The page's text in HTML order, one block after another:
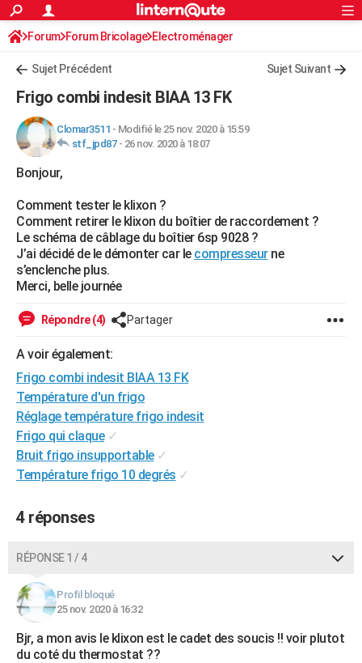
ACTUALITÉS
Politique
Société
Faits Divers
Education
Monde
Villes
+
FINANCE
Retraite
Impôts
Epargne
Immobilier
Risques naturels par ville
Banque
Assurance
Crédit
AUTO
Essais
Réserver un essai
Citadines
Berlines
SUV
Forum auto
+HIGH-TECH
Mobiles
Meilleur smartphone
Internet
Ordinateurs
Jeux vidéo
Guide high-tech
+BRICOLAGE
Forum
Aménagement intérieur
Extérieur
Cuisine
Salle de bains
Jardinage
Rangement
WEEK-END
Guides de France
Escapades
Patrimoine
Expositions
Musées
Week-end nature
+LIFESTYLE
Art de vivre
Bien-être
Loisirs
Mode
Modes de vie
SANTE
VOYAGE
Destinations
City break
Voyage nature
Voyage de noces
Forum
Climat
PHOTO
GUIDES D'ACHAT
BONS PLANS
CARTE DE VOEUX
Carte de Noël
Carte Bonne année
Carte Saint-Valentin
Carte Pâques
Carte d'anniversaire
DICTIONNAIRE
S'inscrire
Se connecter
Lycées
Collèges
Primaires
Universités
Entreprises
Service militaire
Avis de recherche
AVIS DE DÉCÈS
FORUM
S'inscrire
Connexion
Forum Forum Bricolage Electroménager
Sujet Précédent Sujet Suivant
Frigo combi indesit BIAA 13 FK
Clomar3511 - Modifié le 25 nov. 2020 à 15:59
stf_jpd87- 26 nov. 2020 à 18:07
Bonjour,
Comment tester le klixon ?
Comment retirer le klixon du boîtier de raccordement ?
Le schéma de câblage du boîtier 6sp 9028 ?
J’ai décidé de le démonter car le compresseurne
s’enclenche plus.
Merci, belle journée
Répondre (4) Partager
A voir également:
Frigo combi indesit BIAA 13 FK
Température d'un frigo
Réglage température frigo indesit
Frigo qui claque ✓
Bruit frigo insupportable ✓
Température frigo 10 degrés ✓
4 réponses
RÉPONSE 1 / 4
Profil bloqué
25 nov. 2020 à 16:32
Bjr, a mon avis le klixon est le cadet des soucis !! voir plutot
du coté du thermostat ??